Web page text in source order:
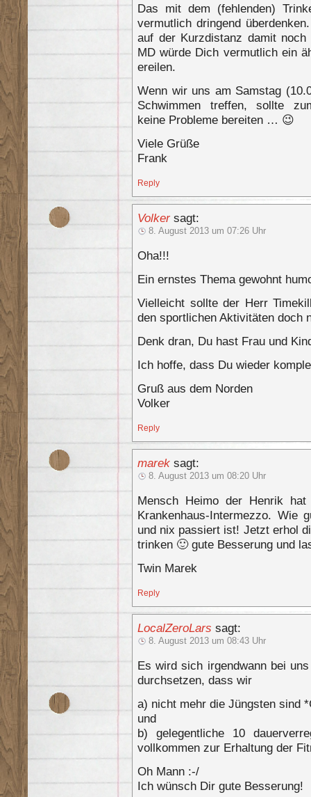
Das mit dem (fehlenden)
vermutlich dringend
auf der Kurzdistanz damit
MD würde Dich vermutlich ein
ereilen.
Wenn wir uns am Samstag
Schwimmen treffen, sollte
keine Probleme bereiten … 😉
Viele Grüße
Frank
Reply
Volker sagt:
8. August 2013 um 07:26 Uhr
Oha!!!
Ein ernstes Thema gewohnt
Vielleicht sollte der Herr
den sportlichen Aktivitäten doch
Denk dran, Du hast Frau und
Ich hoffe, dass Du wieder
Gruß aus dem Norden
Volker
Reply
marek sagt:
8. August 2013 um 08:20 Uhr
Mensch Heimo der Henrik
Krankenhaus-Intermezzo. Wie
und nix passiert ist! Jetzt erhol
trinken 🙂 gute Besserung und
Twin Marek
Reply
LocalZeroLars sagt:
8. August 2013 um 08:43 Uhr
Es wird sich irgendwann bei
durchsetzen, dass wir
a) nicht mehr die Jüngsten sind
und
b) gelegentliche 10
vollkommen zur Erhaltung der
Oh Mann :-/
Ich wünsch Dir gute Besserung!